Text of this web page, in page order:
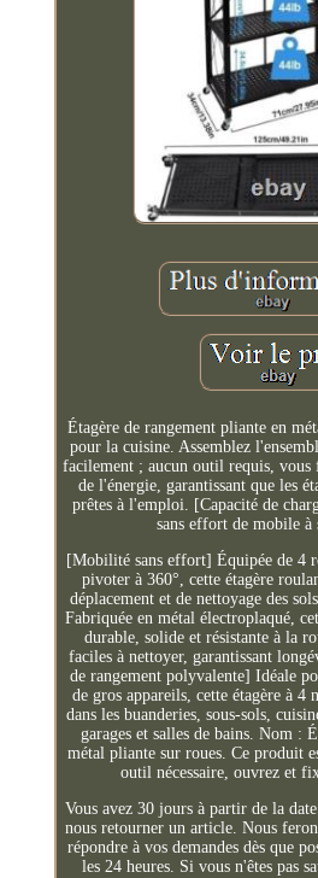
Étagère de rangement pliante en
pour la cuisine. Assemblez
facilement ; aucun outil requis, vous
de l'énergie, garantissant que les
prêtes à l'emploi. [Capacité de
sans effort de mobile à
[Mobilité sans effort] Équipée de 4
pivoter à 360°, cette étagère
déplacement et de nettoyage des
Fabriquée en métal électroplaqué,
durable, solide et résistante à la
faciles à nettoyer, garantissant
de rangement polyvalente] Idéale
de gros appareils, cette étagère à 4
dans les buanderies, sous-sols,
garages et salles de bains. Nom :
métal pliante sur roues. Ce produit
outil nécessaire, ouvrez et
Vous avez 30 jours à partir de la
nous retourner un article. Nous
répondre à vos demandes dès que
les 24 heures. Si vous n'êtes pas